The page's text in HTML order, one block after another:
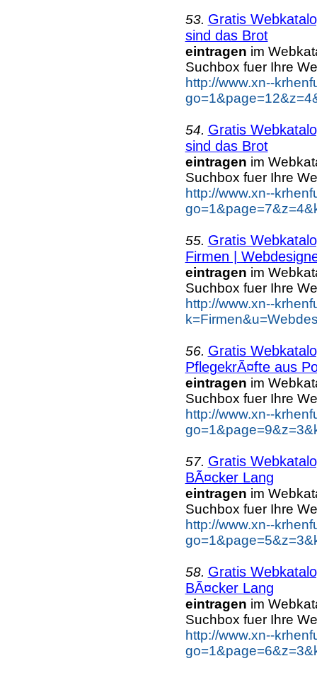
53. Gratis
sind das Brot
eintragen im
Suchbox fuer Ihre
http://www.xn--
54. Gratis
sind das Brot
eintragen im
Suchbox fuer Ihre
http://www.xn--
55. Gratis
Firmen |
eintragen im
Suchbox fuer Ihre
http://www.xn--
56. Gratis
PflegekrÃ¤fte aus
eintragen im
Suchbox fuer Ihre
http://www.xn--
57. Gratis
BÃ¤cker Lang
eintragen im
Suchbox fuer Ihre
http://www.xn--
58. Gratis
BÃ¤cker Lang
eintragen im
Suchbox fuer Ihre
http://www.xn--